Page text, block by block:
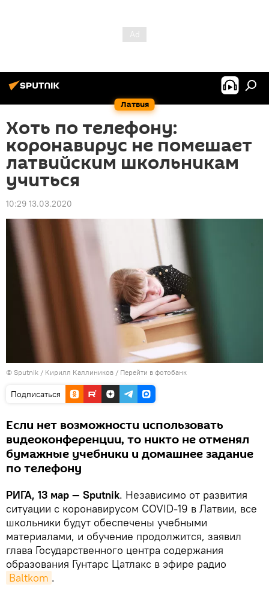
Латвия
Хоть по телефону:
коронавирус не помешает
латвийским школьникам
учиться
10:29 13.03.2020
© Sputnik / Кирилл Каллиников / Перейти в фотобанк
Подписаться
Если нет возможности использовать
видеоконференции, то никто не отменял
бумажные учебники и домашнее задание
по телефону
РИГА, 13 мар — Sputnik. Независимо от развития
ситуации с коронавирусом COVID-19 в Латвии, все
школьники будут обеспечены учебными
материалами, и обучение продолжится, заявил
глава Государственного центра содержания
образования Гунтарс Цатлакс в эфире радио
Baltkom .